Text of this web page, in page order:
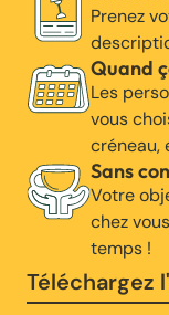
Prenez
Quand
Les
vous
créneau,
Sans
Votre
chez
temps !
Téléchargez